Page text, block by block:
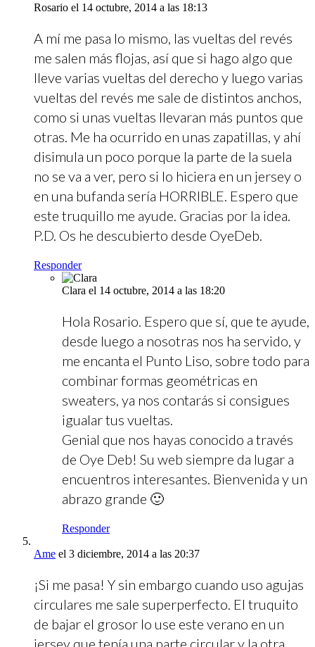
Rosario el 14 octubre, 2014 a las 18:13
A mí me pasa lo mismo, las vueltas del revés
me salen más flojas, así que si hago algo que
lleve varias vueltas del derecho y luego varias
vueltas del revés me sale de distintos anchos,
como si unas vueltas llevaran más puntos que
otras. Me ha ocurrido en unas zapatillas, y ahí
disimula un poco porque la parte de la suela
no se va a ver, pero si lo hiciera en un jersey o
en una bufanda sería HORRIBLE. Espero que
este truquillo me ayude. Gracias por la idea.
P.D. Os he descubierto desde OyeDeb.
Responder
Clara el 14 octubre, 2014 a las 18:20
Hola Rosario. Espero que sí, que te ayude,
desde luego a nosotras nos ha servido, y
me encanta el Punto Liso, sobre todo para
combinar formas geométricas en
sweaters, ya nos contarás si consigues
igualar tus vueltas.
Genial que nos hayas conocido a través
de Oye Deb! Su web siempre da lugar a
encuentros interesantes. Bienvenida y un
abrazo grande 🙂
Responder
Ame el 3 diciembre, 2014 a las 20:37
¡Si me pasa! Y sin embargo cuando uso agujas
circulares me sale superperfecto. El truquito
de bajar el grosor lo use este verano en un